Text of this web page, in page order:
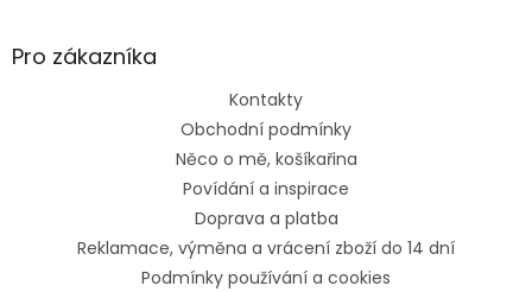
Pro zákazníka
Kontakty
Obchodní podmínky
Něco o mě, košíkařina
Povídání a inspirace
Doprava a platba
Reklamace, výměna a vrácení zboží do 14 dní
Podmínky používání a cookies